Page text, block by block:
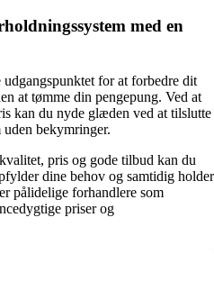
med en
for at forbedre dit
at tømme din pengepung. Ved at
kan du nyde glæden ved at tilslutte
bekymringer.
pris og gode tilbud kan du
dine behov og samtidig holder
pålidelige forhandlere som
priser og